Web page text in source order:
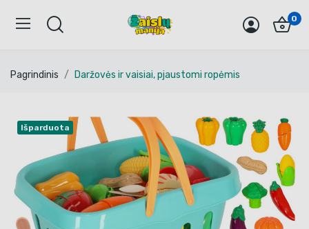
0
Pagrindinis Daržovės ir vaisiai, pjaustomi ropėmis
Išparduota